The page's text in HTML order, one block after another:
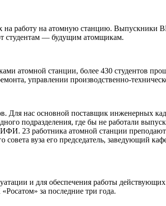
на работу на атомную станцию.
студентам — будущим атомщикам.
атомной станции, более 430 студентов
управлении производственно-
Для нас основной поставщик
подразделения, где бы не работали
работника атомной станции преподают в
вуза его председатель, заведующий
и для обеспечения работы
за последние три года.